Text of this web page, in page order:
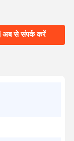
अब से संपर्क करें